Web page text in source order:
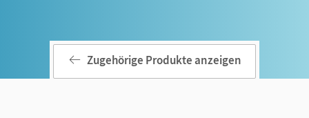
Zugehörige Produkte anzeigen